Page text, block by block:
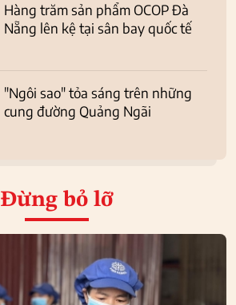
Hàng trăm sản phẩm OCOP Đà
Nẵng lên kệ tại sân bay quốc tế
"Ngôi sao" tỏa sáng trên những
cung đường Quảng Ngãi
Đừng bỏ lỡ